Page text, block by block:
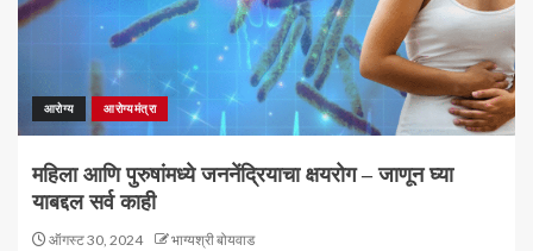
आरोग्य आरोग्यमंत्रा
महिला आणि पुरुषांमध्ये जननेंद्रियाचा क्षयरोग – जाणून घ्या
याबद्दल सर्व काही
ऑगस्ट 30, 2024 भाग्यश्री बोयवाड